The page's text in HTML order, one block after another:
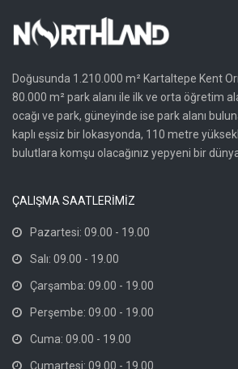
Doğusunda 1.210.000 m² Kartaltepe Kent
80.000 m² park alanı ile ilk ve orta öğretim
ocağı ve park, güneyinde ise park alanı
kaplı eşsiz bir lokasyonda, 110 metre
bulutlara komşu olacağınız yepyeni bir
ÇALIŞMA SAATLERİMİZ
Pazartesi: 09.00 - 19.00
Salı: 09.00 - 19.00
Çarşamba: 09.00 - 19.00
Perşembe: 09.00 - 19.00
Cuma: 09.00 - 19.00
Cumartesi: 09.00 - 19.00